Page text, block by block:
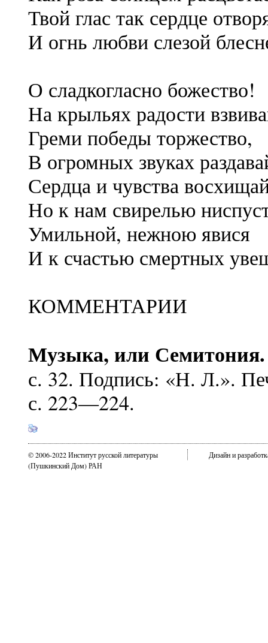
Твой глас так сердце
И огнь любви слезой
О сладкогласно божество!
На крыльях радости
Греми победы торжество,
В огромных звуках
Сердца и чувства
Но к нам свирелью
Умильной, нежною явися
И к счастью смертных
КОММЕНТАРИИ
Музыка, или
с. 32. Подпись: «Н. Л.».
с. 223—224.
© 2006-2022 Институт русской литературы
(Пушкинский Дом) РАН
Дизайн и